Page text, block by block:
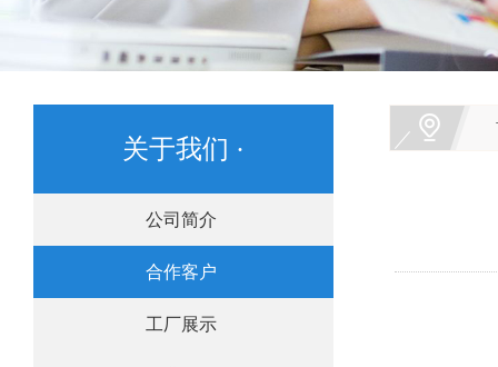
关于我们 ·
公司简介
合作客户
工厂展示